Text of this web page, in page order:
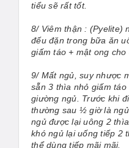
tiểu sẽ rất tốt.
8/ Viêm thận : (Pyelite)
đếu đặn trong bữa ăn
giấm táo + mật ong cho
9/ Mất ngủ, suy nhược
sẵn 3 thìa nhỏ giấm
giường ngủ. Trước khi
thường sau ½ giờ là
ngủ được lại uông 2
khó ngủ lại uống tiếp 2
thể dùng tiếp mãi mãi.